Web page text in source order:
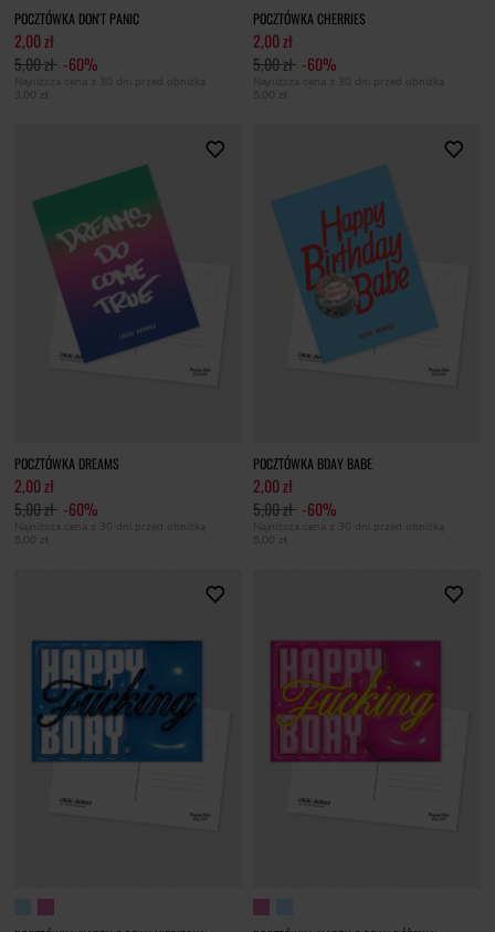
POCZTÓWKA DON'T PANIC
2,00 zł
5,00 zł -60%
Najniższa cena z 30 dni przed obniżką
3,00 zł
POCZTÓWKA CHERRIES
2,00 zł
5,00 zł -60%
Najniższa cena z 30 dni przed obniżką
5,00 zł
POCZTÓWKA DREAMS
2,00 zł
5,00 zł -60%
Najniższa cena z 30 dni przed obniżką
5,00 zł
POCZTÓWKA BDAY BABE
2,00 zł
5,00 zł -60%
Najniższa cena z 30 dni przed obniżką
5,00 zł